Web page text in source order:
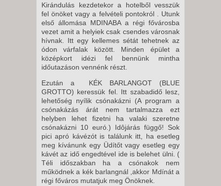
Kirándulás kezdetekor a hotelből vesszük
fel önöket vagy a felvételi pontokról . Utunk
első állomása MDINABA a régi fővárosba
vezet amit a helyiek csak csendes városnak
hívnak. Itt egy kellemes sétát tehetnek az
ódon várfalak között. Minden épület a
középkort idézi fel bennünk mintha
időutazáson vennénk részt.
Ezután a KÉK BARLANGOT (BLUE
GROTTO) keressük fel. Itt szabadidő lesz,
lehetőség nyílik csónakázni (A program a
csónakázás árát nem tartalmazza ezt
helyben lehet fizetni ha valaki szeretne
csónakázni 10 euró.) Idôjárás függő! Sok
pici apró kávézót is találunk itt, ha esetleg
meg kívánunk egy Üdítőt vagy esetleg egy
kávét az idő engedtével ide is belehet ülni. (
Téli időszakban ha a csónakok nem
működnek a kék barlangnál ,akkor Mdínát a
régi főváros mutatjuk meg Önöknek.